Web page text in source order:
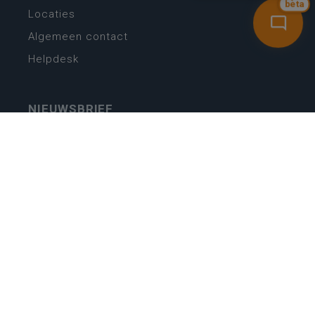
bèta
Locaties
Algemeen contact
Helpdesk
NIEUWSBRIEF